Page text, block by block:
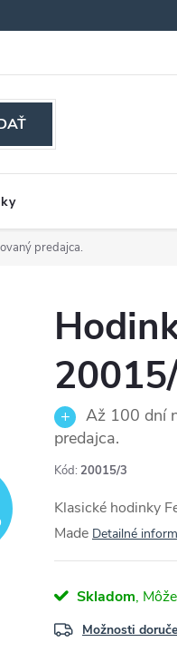
podmienky
predajca.
Až 100 dní
predajca.
Kód: 20015/3
Klasické hodinky
Made Detailné
Skladom
Možnosti